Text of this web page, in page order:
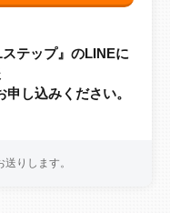
テップ』のLINEに
し込みください。
りします。